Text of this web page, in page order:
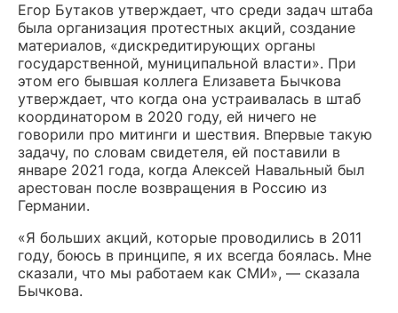
Егор Бутаков утверждает, что среди задач штаба
была организация протестных акций, создание
материалов, «дискредитирующих органы
государственной, муниципальной власти». При
этом его бывшая коллега Елизавета Бычкова
утверждает, что когда она устраивалась в штаб
координатором в 2020 году, ей ничего не
говорили про митинги и шествия. Впервые такую
задачу, по словам свидетеля, ей поставили в
январе 2021 года, когда Алексей Навальный был
арестован после возвращения в Россию из
Германии.
«Я больших акций, которые проводились в 2011
году, боюсь в принципе, я их всегда боялась. Мне
сказали, что мы работаем как СМИ», — сказала
Бычкова.